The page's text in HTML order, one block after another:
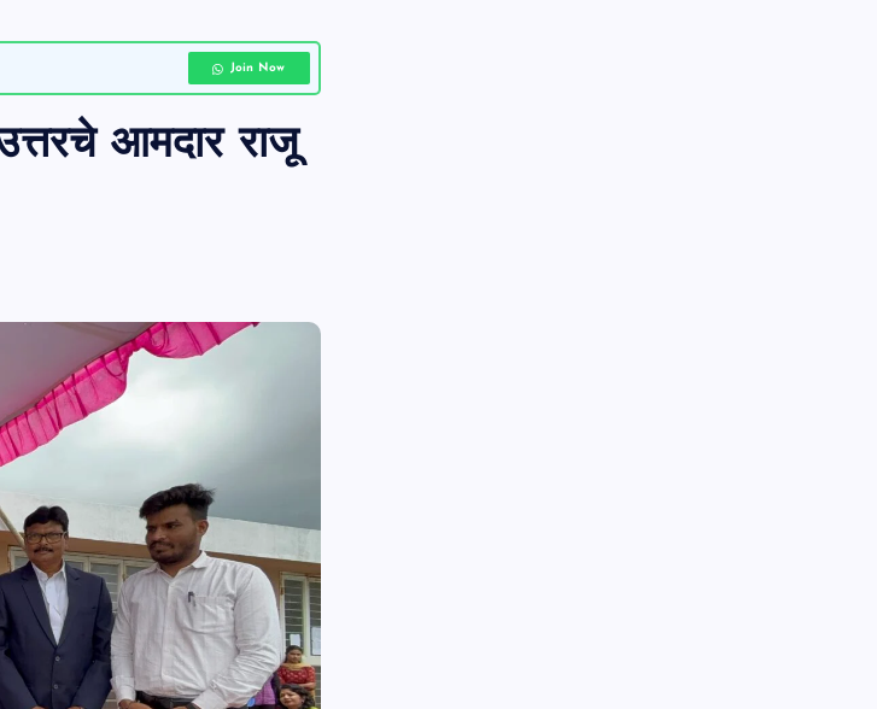
Join Now
आमदार राजू